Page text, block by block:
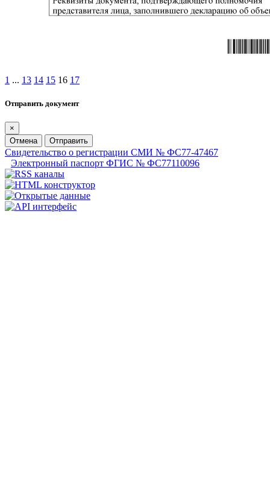
1 ... 13 14 15 16 17
Отправить документ
×
Отмена
Отправить
Свидетельство о регистрации СМИ № ФС77-47467
Электронный паспорт ФГИС № ФС77110096